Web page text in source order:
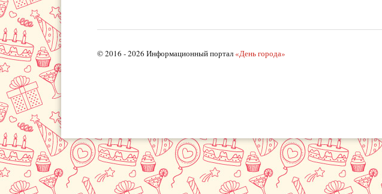
© 2016 - 2026 Информационный портал «День города»